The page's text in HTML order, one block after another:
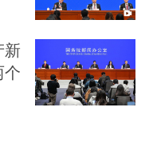
新
个